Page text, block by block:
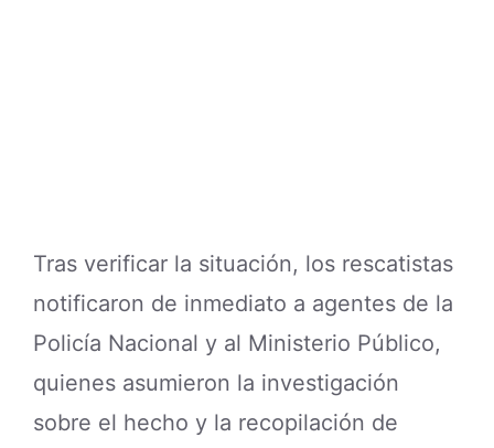
Tras verificar la situación, los rescatistas
notificaron de inmediato a agentes de la
Policía Nacional y al Ministerio Público,
quienes asumieron la investigación
sobre el hecho y la recopilación de